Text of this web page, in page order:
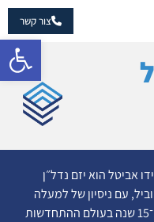
צור קשר
אביטל הוא יזם נדל״ן
עם ניסיון של למעלה
מ־15 שנה בעולם ההתחדשות